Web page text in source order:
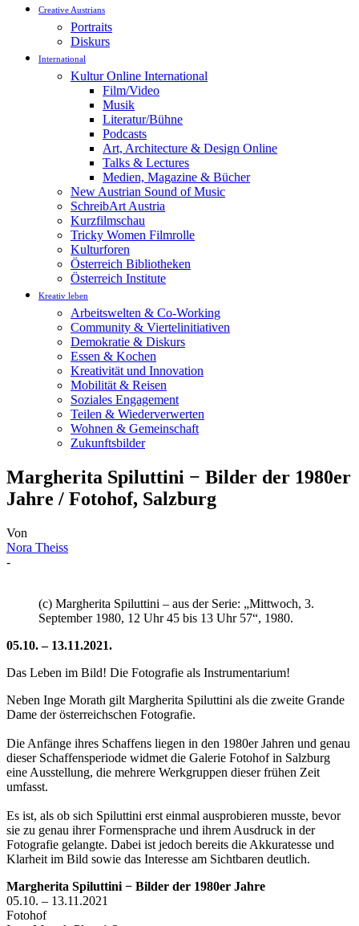
Creative Austrians
Portraits
Diskurs
International
Kultur Online International
Film/Video
Musik
Literatur/Bühne
Podcasts
Art, Architecture & Design Online
Talks & Lectures
Medien, Magazine & Bücher
New Austrian Sound of Music
SchreibArt Austria
Kurzfilmschau
Tricky Women Filmrolle
Kulturforen
Österreich Bibliotheken
Österreich Institute
Kreativ leben
Arbeitswelten & Co-Working
Community & Viertelinitiativen
Demokratie & Diskurs
Essen & Kochen
Kreativität und Innovation
Mobilität & Reisen
Soziales Engagement
Teilen & Wiederverwerten
Wohnen & Gemeinschaft
Zukunftsbilder
Margherita Spiluttini − Bilder der 1980er
Jahre / Fotohof, Salzburg
Von
Nora Theiss
-
(c) Margherita Spiluttini – aus der Serie: „Mittwoch, 3.
September 1980, 12 Uhr 45 bis 13 Uhr 57“, 1980.
05.10. – 13.11.2021.
Das Leben im Bild! Die Fotografie als Instrumentarium!
Neben Inge Morath gilt Margherita Spiluttini als die zweite Grande
Dame der österreichschen Fotografie.
Die Anfänge ihres Schaffens liegen in den 1980er Jahren und genau
dieser Schaffensperiode widmet die Galerie Fotohof in Salzburg
eine Ausstellung, die mehrere Werkgruppen dieser frühen Zeit
umfasst.
Es ist, als ob sich Spiluttini erst einmal ausprobieren musste, bevor
sie zu genau ihrer Formensprache und ihrem Ausdruck in der
Fotografie gelangte. Dabei ist jedoch bereits die Akkuratesse und
Klarheit im Bild sowie das Interesse am Sichtbaren deutlich.
Margherita Spiluttini − Bilder der 1980er Jahre
05.10. – 13.11.2021
Fotohof